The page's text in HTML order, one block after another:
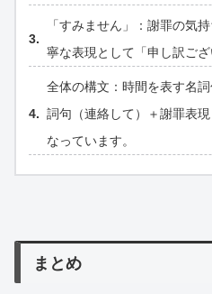
「すみません」：謝罪の気
寧な表現として「申し訳ご
全体の構文：時間を表す名
詞句（連絡して）＋謝罪表
なっています。
まとめ